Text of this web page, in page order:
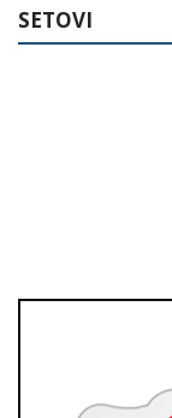
SETOVI